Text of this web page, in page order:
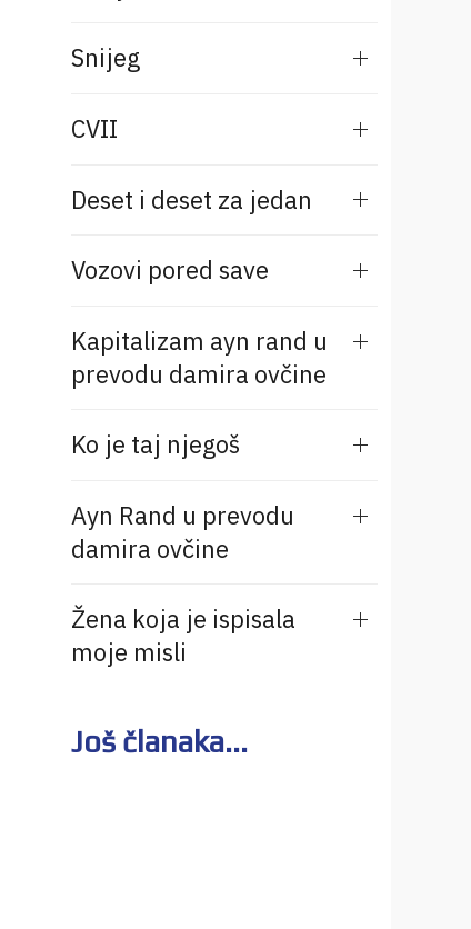
Snijeg
CVII
Deset i deset za jedan
Vozovi pored save
Kapitalizam ayn rand u
prevodu damira ovčine
Ko je taj njegoš
Ayn Rand u prevodu
damira ovčine
Žena koja je ispisala
moje misli
Još članaka...